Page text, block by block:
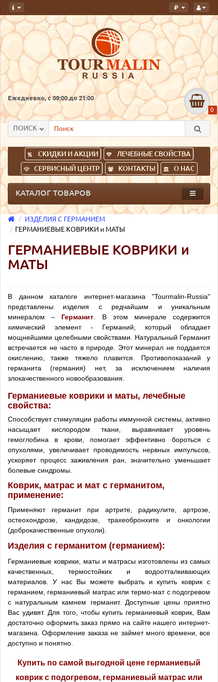
руб.
Ежедневно, с 09:00 до 21:00
0
ПОИСК
СКИДКИ И АКЦИИ
ЛЕЧЕБНЫЕ СВОЙСТВА
СЕРВИСНЫЙ ЦЕНТР
КОНТАКТЫ О НАС
КАТАЛОГ ТОВАРОВ
ИЗДЕЛИЯ С ГЕРМАНИЕМ
ГЕРМАНИЕВЫЕ КОВРИКИ и МАТЫ
ГЕРМАНИЕВЫЕ КОВРИКИ и
МАТЫ
В данном каталоге интернет-магазина "Tourmalin-Russia"
представлены изделия с редчайшим и уникальным
минералом – Германит . В этом минерале содержится
химический элемент - Германий, который обладает
мощнейшими целебными свойствами. Натуральный Германит
встречается не часто в природе. Этот минерал не поддается
окислению, также тяжело плавится. Противопоказаний у
германита (германия) нет, за исключением наличия
злокачественного новообразования.
Германиевые коврики и маты, лечебные
свойства:
Способствует стимуляции работы иммунной системы, активно
насыщает кислородом ткани, выравнивает уровень
гемоглобина в крови, помогает эффективно бороться с
опухолями, увеличивает проводимость нервных импульсов,
ускоряет процесс заживления ран, значительно уменьшает
болевые синдромы.
Коврик, матрас и мат с германитом,
применение:
Применяют германит при артрите, радикулите, артрозе,
остеохондрозе, кандидозе, трахеобронхите и онкологии
(доброкачественные опухоли).
Изделия с германитом (германием):
Германиевые коврики, маты и матрасы изготовлены из самых
качественных, термостойких и водоотталкивающих
материалов. У нас Вы можете выбрать и купить коврик с
германием, германиевый матрас или термо-мат с подогревом
с натуральным камнем германит. Доступные цены приятно
Вас удивят. Для того, чтобы купить германиевый коврик, Вам
достаточно оформить заказ прямо на сайте нашего интернет-
магазина. Оформление заказа не займет много времени, все
доступно и понятно.
Купить по самой выгодной цене германиевый
коврик с подогревом, германиевый матрас или